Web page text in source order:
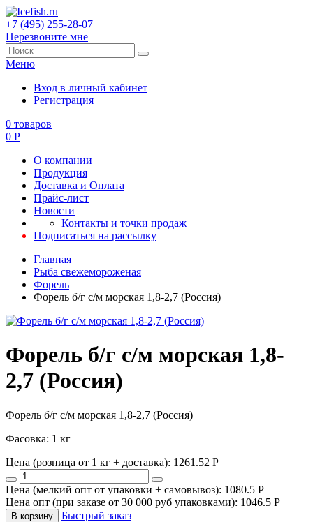
+7 (495) 255-28-07
Перезвоните мне
Меню
Вход в личный кабинет
Регистрация
0 товаров
0 Р
О компании
Продукция
Доставка и Оплата
Прайс-лист
Новости
Контакты и точки продаж
Подписаться на рассылку
Главная
Рыба свежемороженая
Форель
Форель б/г с/м морская 1,8-2,7 (Россия)
Форель б/г с/м морская 1,8-
2,7 (Россия)
Форель б/г с/м морская 1,8-2,7 (Россия)
Фасовка: 1 кг
Цена (розница от 1 кг + доставка): 1261.52 P
Цена (мелкий опт от упаковки + самовывоз): 1080.5 P
Цена опт (при заказе от 30 000 руб упаковками): 1046.5 P
В корзину Быстрый заказ